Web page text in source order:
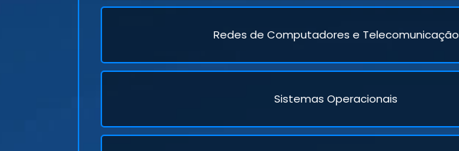
Previous
Redes de Computadores e Telecomunicação
Sistemas Operacionais